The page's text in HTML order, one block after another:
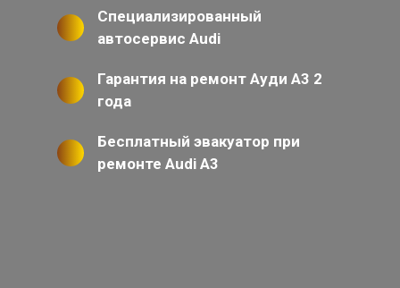
Специализированный
автосервис Audi
Гарантия на ремонт Ауди А3 2
года
Бесплатный эвакуатор при
ремонте Audi A3